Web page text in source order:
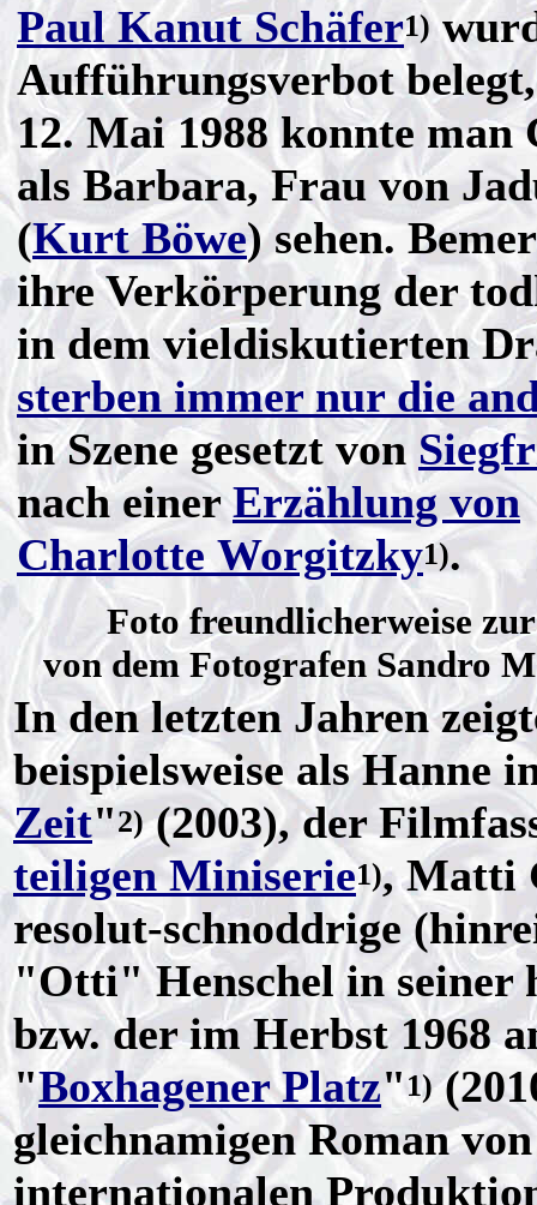
Paul Kanut Schäfer1)
Aufführungsverbot
12. Mai 1988 konnte
als Barbara, Frau von
(Kurt Böwe) sehen.
ihre Verkörperung der
in dem vieldiskutierten
sterben immer nur die
in Szene gesetzt von
nach einerErzählung von
Charlotte Worgitzky1).
Foto freundlicherweise
von dem Fotografen Sandro
In den letzten Jahren
beispielsweise als Hanne
Zeit"2)(2003), der
teiligen Miniserie1), Matti
resolut-schnoddrige
"Otti" Henschel in seiner
bzw. der im Herbst 1968
"Boxhagener Platz"1)
gleichnamigen Roman
internationalen